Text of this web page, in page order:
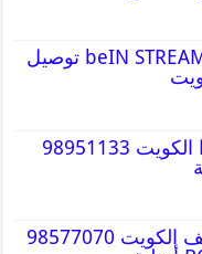
جهاز بي ان ستريم beIN STREAM توصيل
مكتب استخراج فيزا الكويت 98951133
شركة سماعات سقف الكويت 98577070